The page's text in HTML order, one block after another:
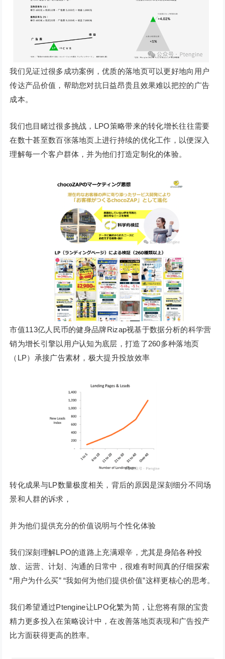
我们见证过很多成功案例，优质的落地页可以更好地向用户
传达产品价值，帮助您对抗日益昂贵且效果难以把控的广告
成本。
我们也目睹过很多挑战，LPO策略带来的转化增长往往需要
在数十甚至数百张落地页上进行持续的优化工作，以便深入
理解每一个客户群体，并为他们打造定制化的体验。
市值113亿人民币的健身品牌Rizap视基于数据分析的科学营
销为增长引擎以用户认知为底层，打造了260多种落地页
（LP）承接广告素材，极大提升投放效率
转化成果与LP数量极度相关，背后的原因是深刻细分不同场
景和人群的诉求，
并为他们提供充分的价值说明与个性化体验
我们深刻理解LPO的道路上充满艰辛，尤其是身陷各种投
放、运营、计划、沟通的日常中，很难有时间真的仔细探索
“用户为什么买” “我如何为他们提供价值”这样更核心的思考。
我们希望通过Ptengine让LPO化繁为简，让您将有限的宝贵
精力更多投入在策略设计中，在改善落地页表现和广告投产
比方面获得更高的胜率。